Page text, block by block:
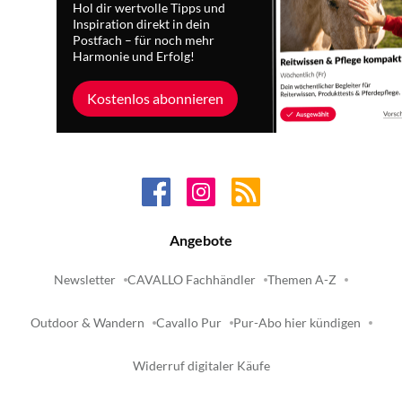
Hol dir wertvolle Tipps und
Inspiration direkt in dein
Postfach – für noch mehr
Harmonie und Erfolg!
Kostenlos abonnieren
Angebote
Newsletter CAVALLO Fachhändler Themen A-Z
Outdoor & Wandern Cavallo Pur Pur-Abo hier kündigen
Widerruf digitaler Käufe